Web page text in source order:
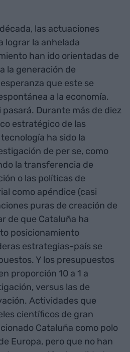
las actuaciones
lograr la anhelada
han ido orientadas de
la generación de
que este se
a la economía.
pasará. Durante más de diez
estratégico de las
ha sido la
de per se, como
la transferencia de
o las políticas de
como apéndice (casi
puras de creación de
de que Cataluña ha
posicionamiento
estrategias-país se
Y los presupuestos
proporción 10 a 1 a
versus las de
Actividades que
científicos de gran
Cataluña como polo
Europa, pero que no han